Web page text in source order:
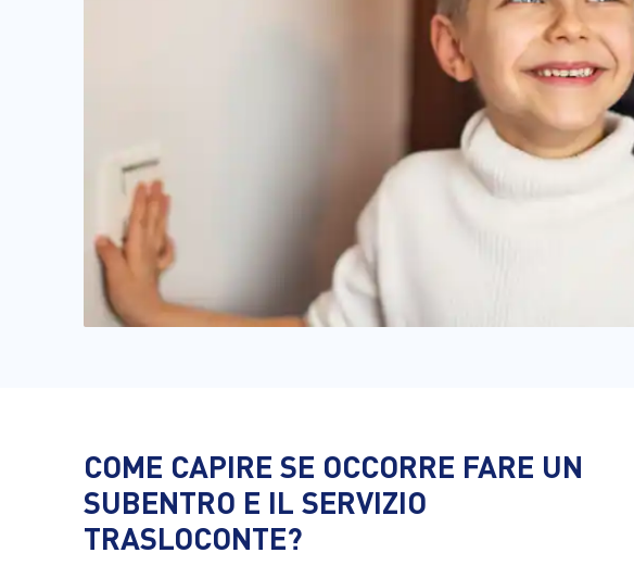
COME CAPIRE SE OCCORRE FARE UN
SUBENTRO E IL SERVIZIO
TRASLOCONTE?